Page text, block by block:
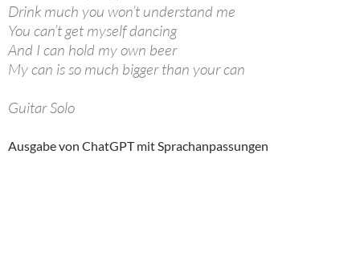
Drink much you won’t understand me
You can’t get myself dancing
And I can hold my own beer
My can is so much bigger than your can
Guitar Solo
Ausgabe von ChatGPT mit Sprachanpassungen